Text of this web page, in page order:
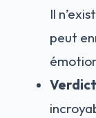
Il
peut